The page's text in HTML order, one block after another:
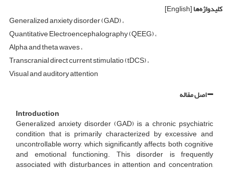
کلیدواژه‌ها[English]
Generalized anxiety disorder (GAD)
Quantitative Electroencephalography (QEEG)
Alpha and theta waves
Transcranial direct current stimulatio (tDCS)
Visual and auditory attention
اصل مقاله
Introduction
Generalized anxiety disorder (GAD) is a chronic psychiatric
condition that is primarily characterized by excessive and
uncontrollable worry, which significantly affects both cognitive
and emotional functioning. This disorder is frequently
associated with disturbances in attention and concentration,